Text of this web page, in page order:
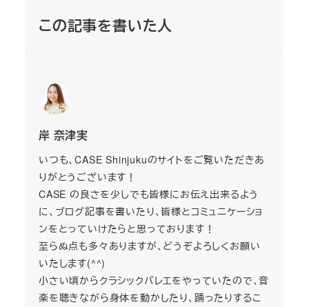
この記事を書いた人
岸 奈津実
いつも、CASE Shinjukuのサイトをご覧いただきあ
りがとうございます！
CASE の良さを少しでも皆様にお伝え出来るよう
に、ブログ記事を書いたり、皆様とコミュニケーショ
ンをとっていけたらと思っております！
至らぬ点も多々ありますが、どうぞよろしくお願い
いたします(^^)
小さい頃からクラシックバレエをやっていたので、音
楽を聴きながら身体を動かしたり、踊ったりするこ